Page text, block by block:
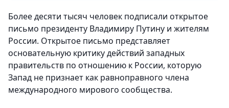
Более десяти тысяч человек подписали открытое
письмо президенту Владимиру Путину и жителям
России. Открытое письмо представляет
основательную критику действий западных
правительств по отношению к России, которую
Запад не признает как равноправного члена
международного мирового сообщества.